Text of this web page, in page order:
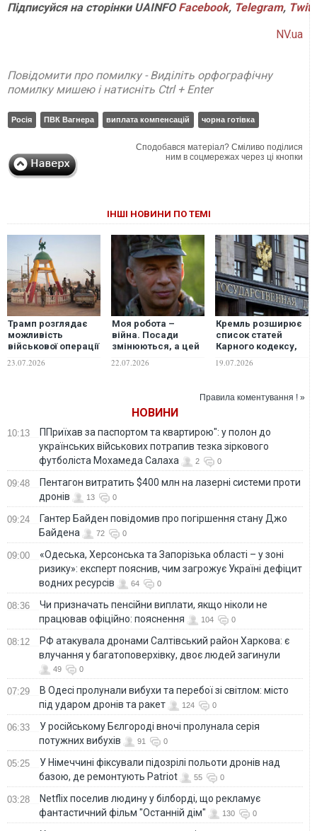
Підписуйся на сторінки UAINFO Facebook, Telegram,
NV.ua
Повідомити про помилку - Виділіть орфографічну
помилку мишею і натисніть Ctrl + Enter
Росія ПВК Вагнера виплата компенсацій чорна готівка
Сподобався матеріал? Сміливо поділися
ним в соцмережах через ці кнопки
ІНШІ НОВИНИ ПО ТЕМІ
Трамп розглядає
можливість
військової операції
23.07.2026
Моя робота –
війна. Посади
змінюються, а цей
якому б статусі я не
Сирський
22.07.2026
Кремль розширює
список статей
Карного кодексу,
підписати контракт
19.07.2026
Правила коментування ! »
НОВИНИ
10:13
ППриїхав за паспортом та квартирою": у полон до
українських військових потрапив тезка зіркового
футболіста Мохамеда Салаха
2 0
09:48
Пентагон витратить $400 млн на лазерні системи проти
дронів
13 0
09:24
Гантер Байден повідомив про погіршення стану Джо
Байдена
72 0
09:00
«Одеська, Херсонська та Запорізька області – у зоні
ризику»: експерт пояснив, чим загрожує Україні дефіцит
водних ресурсів
64 0
08:36
Чи призначать пенсійни виплати, якщо ніколи не
працював офіційно: пояснення
104 0
08:12
РФ атакувала дронами Салтівський район Харкова: є
влучання у багатоповерхівку, двоє людей загинули
49 0
07:29
В Одесі пролунали вибухи та перебої зі світлом: місто
під ударом дронів та ракет
124 0
06:33
У російському Бєлгороді вночі пролунала серія
потужних вибухів
91 0
05:25
У Німеччині фіксували підозрілі польоти дронів над
базою, де ремонтують Patriot
55 0
03:28
Netflix поселив людину у білборді, що рекламує
фантастичний фільм "Останній дім"
130 0